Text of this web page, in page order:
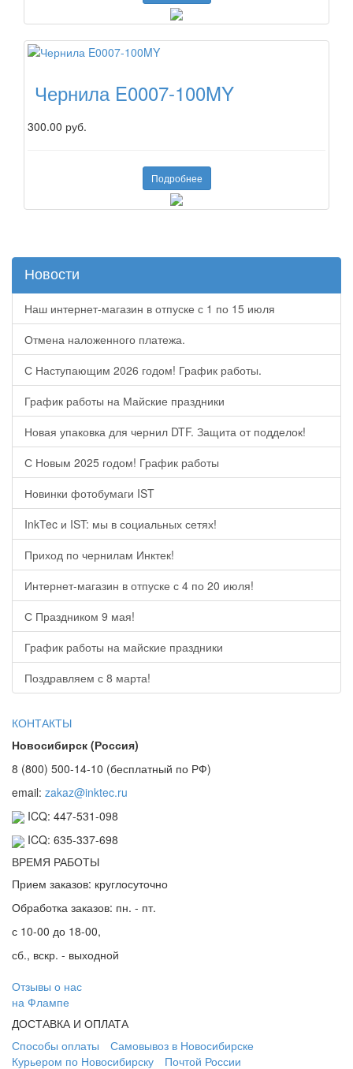
Чернила E0007-100MY
300.00 руб.
Подробнее
Новости
Наш интернет-магазин в отпуске с 1 по 15 июля
Отмена наложенного платежа.
С Наступающим 2026 годом! График работы.
График работы на Майские праздники
Новая упаковка для чернил DTF. Защита от подделок!
С Новым 2025 годом! График работы
Новинки фотобумаги IST
InkTec и IST: мы в социальных сетях!
Приход по чернилам Инктек!
Интернет-магазин в отпуске с 4 по 20 июля!
С Праздником 9 мая!
График работы на майские праздники
Поздравляем с 8 марта!
КОНТАКТЫ
Новосибирск (Россия)
8 (800) 500-14-10 (бесплатный по РФ)
email: zakaz@inktec.ru
ICQ: 447-531-098
ICQ: 635-337-698
ВРЕМЯ РАБОТЫ
Прием заказов: круглосуточно
Обработка заказов: пн. - пт.
с 10-00 до 18-00,
сб., вскр. - выходной
Отзывы о нас
на Флампе
ДОСТАВКА И ОПЛАТА
Способы оплаты
Самовывоз в Новосибирске
Курьером по Новосибирску
Почтой России